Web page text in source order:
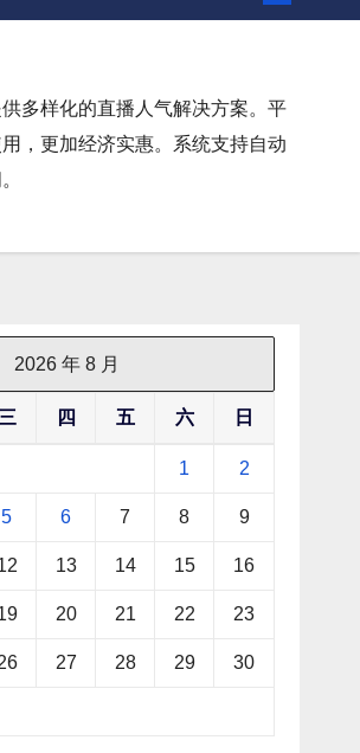
多样化的直播人气解决方案。平
，更加经济实惠。系统支持自动
2026 年 8 月
三 四 五 六 日
1 2
5 6 7 8 9
13 14 15 16
20 21 22 23
27 28 29 30